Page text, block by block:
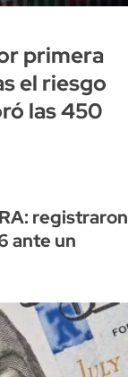
primera
el riesgo
las 450
registraron
ante un